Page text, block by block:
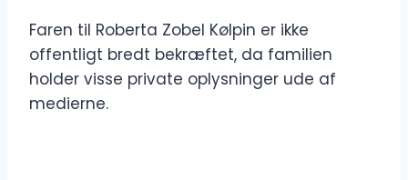
Faren til Roberta Zobel Kølpin er ikke
offentligt bredt bekræftet, da familien
holder visse private oplysninger ude af
medierne.